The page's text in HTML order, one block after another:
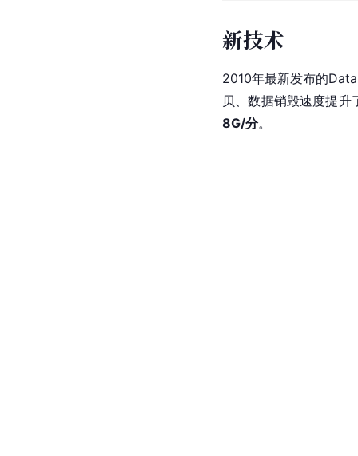
新技术
2010年最新发布的
贝、数据销毁速度提
8G/分。